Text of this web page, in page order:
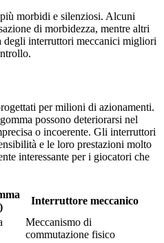
morbidi e silenziosi. Alcuni
di morbidezza, mentre altri
degli interruttori meccanici migliori
per milioni di azionamenti.
possono deteriorarsi nel
o incoerente. Gli interruttori
e le loro prestazioni molto
interessante per i giocatori che
Interruttore meccanico
Meccanismo di
commutazione fisico